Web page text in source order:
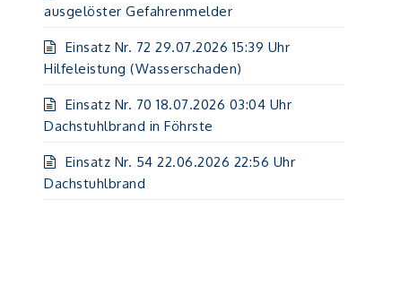
ausgelöster Gefahrenmelder
Einsatz Nr. 72 29.07.2026 15:39 Uhr
Hilfeleistung (Wasserschaden)
Einsatz Nr. 70 18.07.2026 03:04 Uhr
Dachstuhlbrand in Föhrste
Einsatz Nr. 54 22.06.2026 22:56 Uhr
Dachstuhlbrand